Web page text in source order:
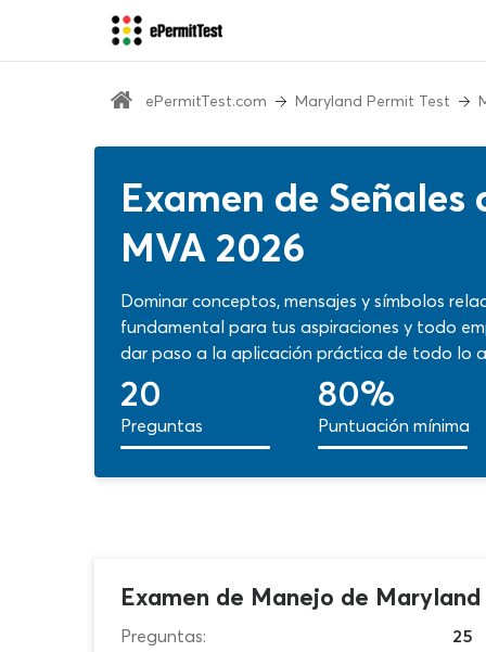
ePermitTest.com Maryland Permit Test
Examen de
MVA 2026
Dominar conceptos, mensajes y símbolos
fundamental para tus aspiraciones y todo
dar paso a la aplicación práctica de todo lo
preguntas seleccionadas para hacer un
¡Siempre con calificación automática para
20
Preguntas
80%
Puntuación mínima
Examen de Manejo de Maryland
Preguntas:
25